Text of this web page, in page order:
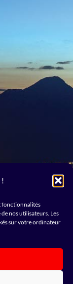
!
fonctionnalités
nos utilisateurs. Les
sur votre ordinateur